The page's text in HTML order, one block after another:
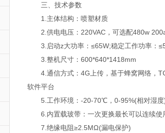
三、技术参数
1.主体结构：喷塑材质
2.供电电压：220VAC，可选配480w
3.启动z大功率：≤65W;稳定工作功率：
3.整机尺寸：600*640*1418mm
4.通信方式：4G上传，基于蜂窝网络，
软件平台
5.工作环境：-20-70℃，0-95%(相对湿度
6.内置载玻带：一次更换最长可以连续使
7.绝缘电阻≥2.5MΩ(漏电保护)